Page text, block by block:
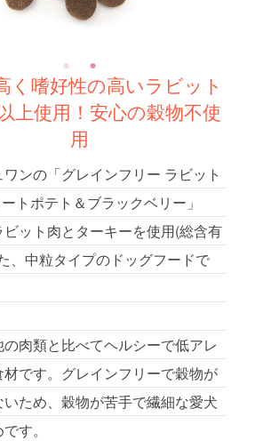
く嗜好性の高いラビット
上使用！安心の穀物不使
用
ンの「グレインフリー ラビット
トポテト＆ブラックベリー」
ビット肉とターキーを使用(総含有
、中粒タイプのドッグフードで
の肉類と比べてヘルシーで低アレ
材です。グレインフリーで穀物が
いため、穀物が苦手で繊細な愛犬
す。